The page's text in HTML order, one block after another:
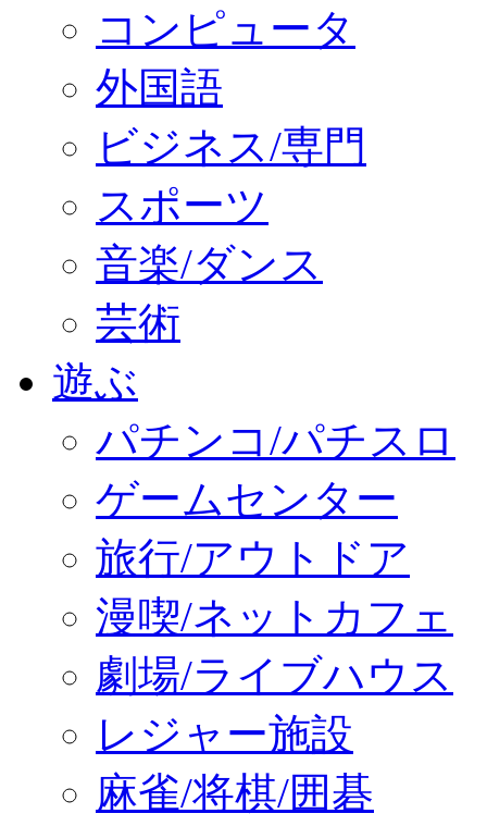
コンピュータ
外国語
ビジネス/専門
スポーツ
音楽/ダンス
芸術
遊ぶ
パチンコ/パチスロ
ゲームセンター
旅行/アウトドア
漫喫/ネットカフェ
劇場/ライブハウス
レジャー施設
麻雀/将棋/囲碁